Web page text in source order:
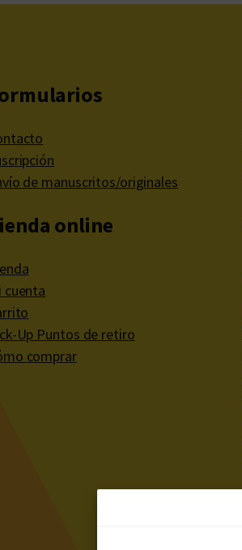
de manuscritos/originales
online
cuenta
Up Puntos de retiro
comprar